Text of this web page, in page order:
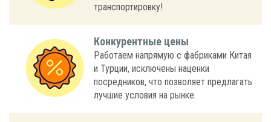
транспортировку!
Конкурентные цены
Работаем напрямую с фабриками Китая
и Турции, исключены наценки
посредников, что позволяет предлагать
лучшие условия на рынке.